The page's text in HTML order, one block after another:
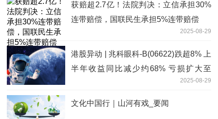
获赔超2.7亿！法院判决：立信承担30%
连带赔偿，国联民生承担5%连带赔偿
2025-08-29
港股异动 | 兆科眼科-B(06622)跌超8% 上
半年收益同比减少约68% 亏损扩大至
2025-08-29
文化中国行｜山河有戏_要闻